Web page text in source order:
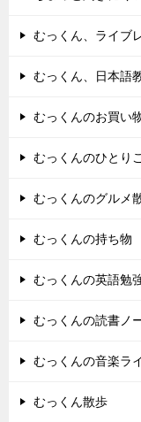
むっくん、ライブ
むっくん、日本語
むっくんのお買い
むっくんのひとり
むっくんのグルメ
むっくんの持ち物
むっくんの英語勉
むっくんの読書ノ
むっくんの音楽ラ
むっくん散歩